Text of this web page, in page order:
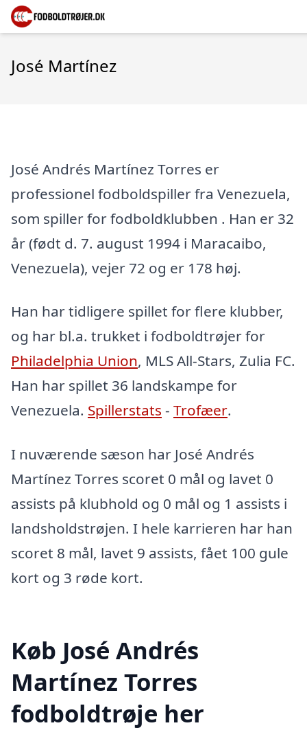
José Martínez
José Andrés Martínez Torres er
professionel fodboldspiller fra Venezuela,
som spiller for fodboldklubben . Han er 32
år (født d. 7. august 1994 i Maracaibo,
Venezuela), vejer 72 og er 178 høj.
Han har tidligere spillet for flere klubber,
og har bl.a. trukket i fodboldtrøjer for
Philadelphia Union, MLS All-Stars, Zulia FC.
Han har spillet 36 landskampe for
Venezuela. Spillerstats - Trofæer.
I nuværende sæson har José Andrés
Martínez Torres scoret 0 mål og lavet 0
assists på klubhold og 0 mål og 1 assists i
landsholdstrøjen. I hele karrieren har han
scoret 8 mål, lavet 9 assists, fået 100 gule
kort og 3 røde kort.
Køb José Andrés
Martínez Torres
fodboldtrøje her